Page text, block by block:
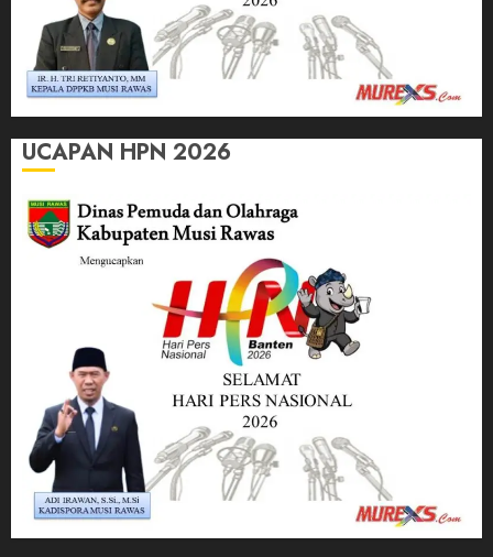
UCAPAN HPN 2026